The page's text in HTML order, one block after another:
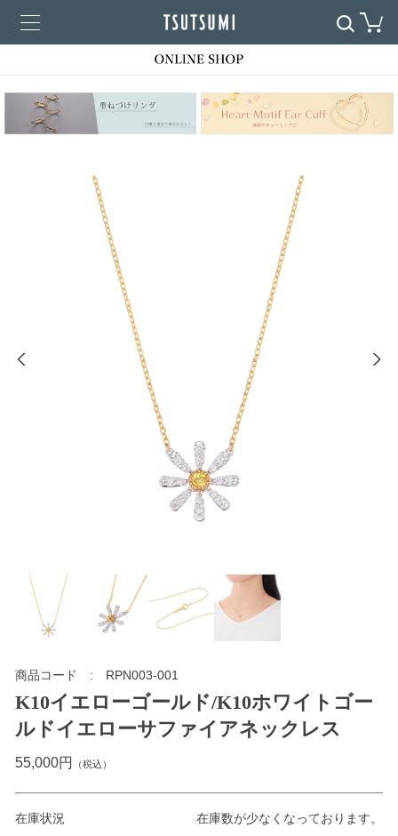
商品コード RPN003-001
K10イエローゴールド/K10ホワイトゴー
ルドイエローサファイアネックレス
55,000円 （税込）
在庫状況 在庫数が少なくなっております。